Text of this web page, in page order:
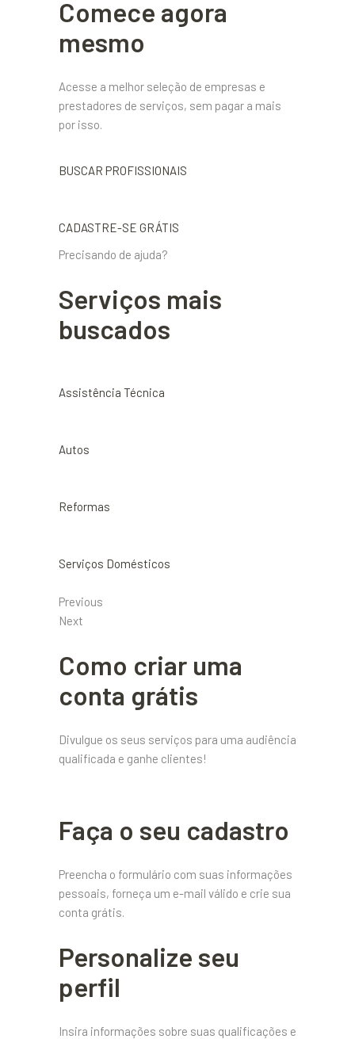
Comece agora
mesmo
Acesse a melhor seleção de empresas e
prestadores de serviços, sem pagar a mais
por isso.
BUSCAR PROFISSIONAIS
CADASTRE-SE GRÁTIS
Precisando de ajuda?
Serviços mais
buscados
Assistência Técnica
Autos
Reformas
Serviços Domésticos
Previous
Next
Como criar uma
conta grátis
Divulgue os seus serviços para uma audiência
qualificada e ganhe clientes!
Faça o seu cadastro
Preencha o formulário com suas informações
pessoais, forneça um e-mail válido e crie sua
conta grátis.
Personalize seu
perfil
Insira informações sobre suas qualificações e